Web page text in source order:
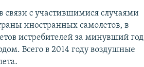
связи с участившимися случаями
иностранных самолетов, в
истребителей за минувший год
Всего в 2014 году воздушные